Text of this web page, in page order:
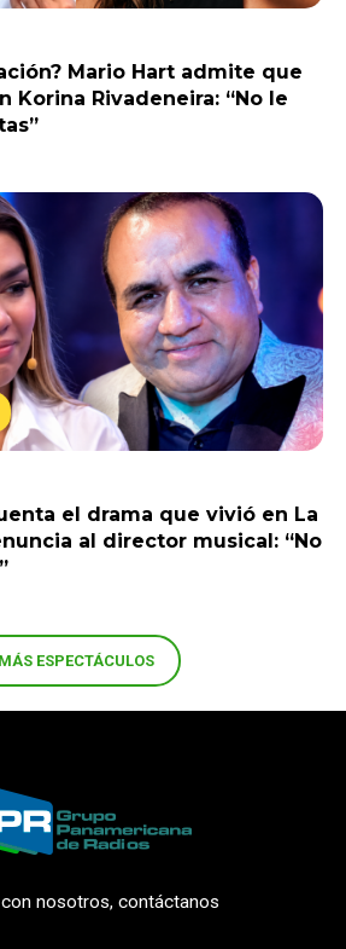
Mario Hart admite que
Korina Rivadeneira: “No le
el drama que vivió en La
al director musical: “No
MÁS ESPECTÁCULOS
nosotros, contáctanos